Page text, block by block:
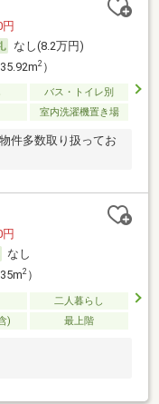
なし(8.2万円)
2）
バス・トイレ別
室内洗濯機置き場
件多数取り扱ってお
なし
2）
二人暮らし
) 最上階